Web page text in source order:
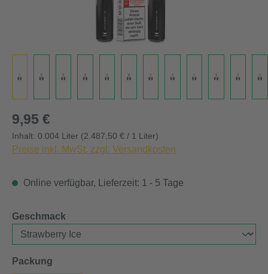
Regulärer Preis:
9,95 €
Inhalt: 0.004 Liter (2.487,50 € / 1 Liter)
Preise inkl. MwSt. zzgl. Versandkosten
Online verfügbar, Lieferzeit: 1 - 5 Tage
Geschmack
Packung